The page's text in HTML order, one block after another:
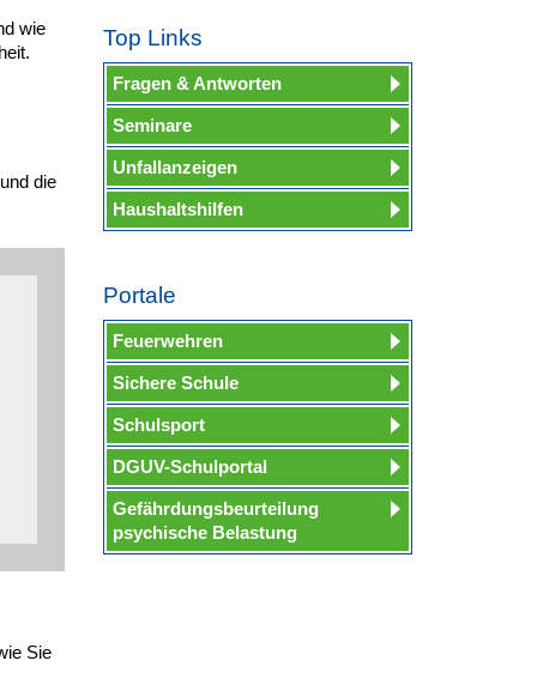
wie
die
Sie
Top Links
Fragen & Antworten
Seminare
Unfallanzeigen
Haushaltshilfen
Portale
Feuerwehren
Sichere Schule
Schulsport
DGUV-Schulportal
Gefährdungsbeurteilung
psychische Belastung